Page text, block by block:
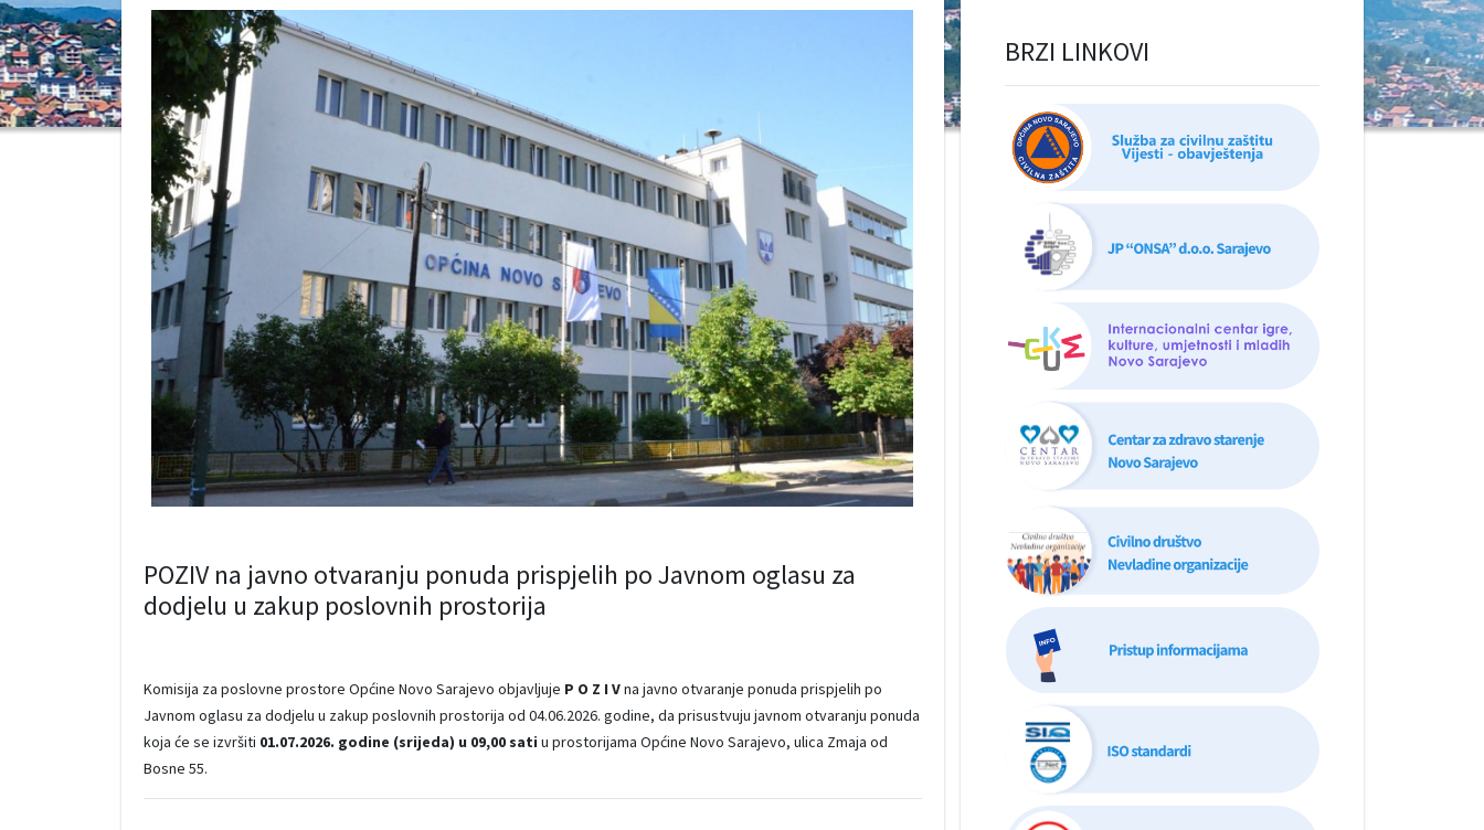
POZIV na javno otvaranju ponuda prispjelih po Javnom oglasu za
dodjelu u zakup poslovnih prostorija
Komisija za poslovne prostore Općine Novo Sarajevo objavljuje P O Z I Vna javno otvaranje ponuda prispjelih po
Javnom oglasu za dodjelu u zakup poslovnih prostorija od 04.06.2026. godine, da prisustvuju javnom otvaranju ponuda
koja će se izvršiti 01.07.2026. godine (srijeda) u 09,00 sati u prostorijama Općine Novo Sarajevo, ulica Zmaja od
Bosne 55.
BRZI LINKOVI